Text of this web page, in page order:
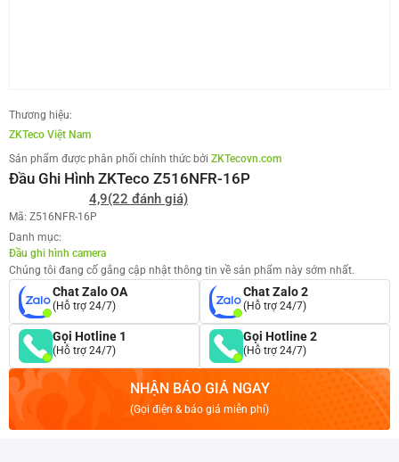
Thương hiệu:
ZKTeco Việt Nam
Sản phẩm được phân phối chính thức bởi ZKTecovn.com
Đầu Ghi Hình ZKTeco Z516NFR-16P
4,9(22 đánh giá)
Mã: Z516NFR-16P
Danh mục:
Đầu ghi hình camera
Chúng tôi đang cố gắng cập nhật thông tin về sản phẩm này sớm nhất.
Chat Zalo OA
(Hỗ trợ 24/7)
Chat Zalo 2
(Hỗ trợ 24/7)
Gọi Hotline 1
(Hỗ trợ 24/7)
Gọi Hotline 2
(Hỗ trợ 24/7)
NHẬN BÁO GIÁ NGAY
(Gọi điện & báo giá miễn phí)